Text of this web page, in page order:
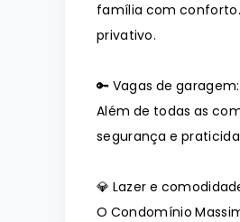
família com
privativo.
🔑 Vagas de garagem:
Além de todas as
segurança e
💎 Lazer e
O Condomínio